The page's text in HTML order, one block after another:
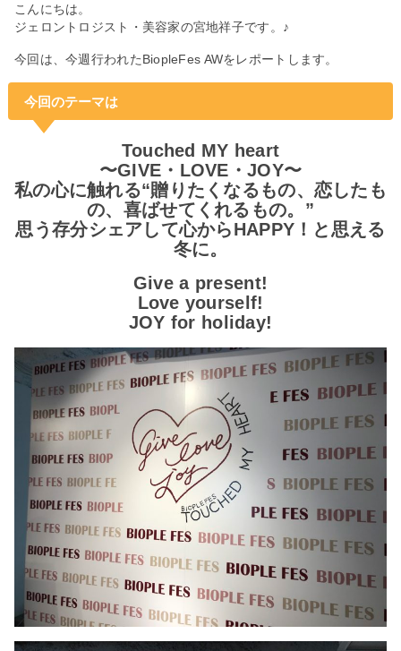
こんにちは。
ジェロントロジスト・美容家の宮地祥子です。♪
今回は、今週行われたBiopleFes AWをレポートします。
今回のテーマは
Touched MY heart
〜GIVE・LOVE・JOY〜
私の心に触れる“贈りたくなるもの、恋したも
の、喜ばせてくれるもの。”
思う存分シェアして心からHAPPY！と思える
冬に。
Give a present!
Love yourself!
JOY for holiday!